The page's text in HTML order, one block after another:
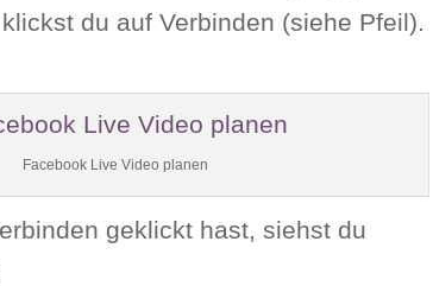
du auf Verbinden (siehe Pfeil).
Facebook Live Video planen
geklickt hast, siehst du